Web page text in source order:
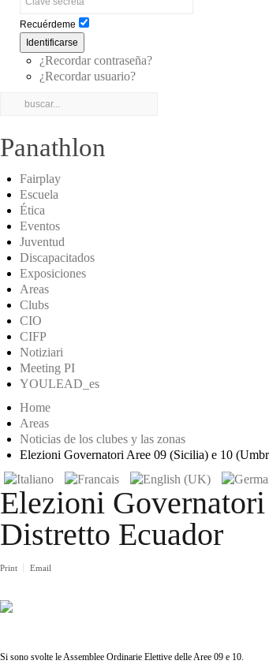
Recuérdeme
Identificarse
¿Recordar contraseña?
¿Recordar usuario?
Panathlon
Fairplay
Escuela
Ética
Eventos
Juventud
Discapacitados
Exposiciones
Areas
Clubs
CIO
CIFP
Notiziari
Meeting PI
YOULEAD_es
Home
Areas
Noticias de los clubes y las zonas
Elezioni Governatori Aree 09 (Sicilia) e 10
Elezioni
Distretto Ecuador
Print Email
Si sono svolte le Assemblee Ordinarie Elettive delle Aree 09 e 10.